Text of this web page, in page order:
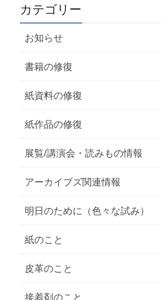
カテゴリー
お知らせ
書籍の修復
紙資料の修復
紙作品の修復
展覧/講演会・読みもの情報
アーカイブズ関連情報
明日のために（色々な試み）
紙のこと
皮革のこと
接着剤のこと